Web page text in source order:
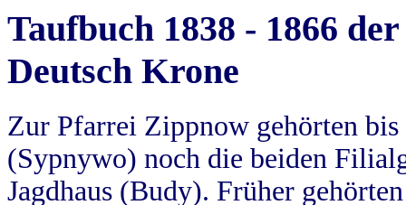
Taufbuch 1838 - 1866
Deutsch Krone
Zur Pfarrei Zippnow gehörten
(Sypnywo) noch die beiden
Jagdhaus (Budy). Früher